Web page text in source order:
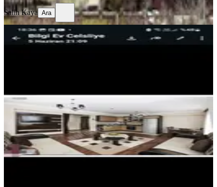
Salih Kaya Ara
MANZARALI
Bolu Mudurnu Taşkesti Sarot
2+1·85 m²·Bahçe katı·12.06.2026
190.000 ₺
Gök Emlak GayrimenkulRasim Gök